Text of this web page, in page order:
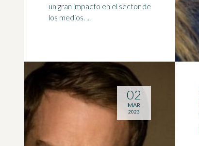
un gran impacto en el sector de
los medios. ...
02
MAR
2023